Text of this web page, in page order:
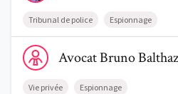
Tribunal de police Espionnage
Voir le profil de AvocatBruno
AvocatBruno
Vie privée Espionnage